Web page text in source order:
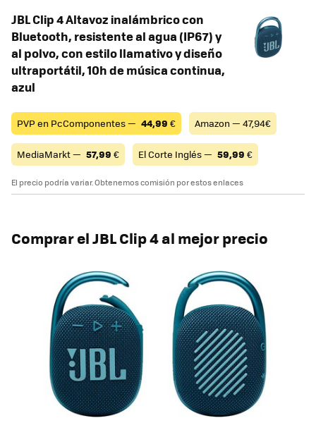
JBL Clip 4 Altavoz inalámbrico con
Bluetooth, resistente al agua (IP67) y
al polvo, con estilo llamativo y diseño
ultraportátil, 10h de música continua,
azul
PVP en PcComponentes — 44,99 € Amazon — 47,94€
MediaMarkt — 57,99 € El Corte Inglés — 59,99 €
El precio podría variar. Obtenemos comisión por estos enlaces
Comprar el JBL Clip 4 al mejor precio